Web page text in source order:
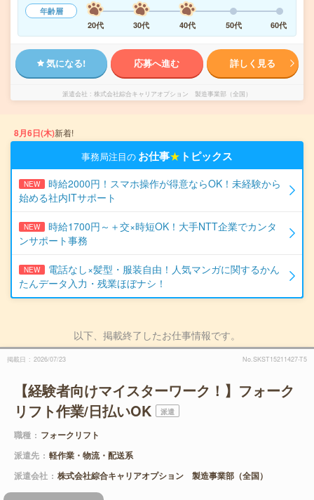
年齢層
20代
30代 40代 50代 60代
気になる! 応募へ進む 詳しく見る
派遣会社 株式会社綜合キャリアオプション 製造事業部（全国）
8月6日(木)新着!
事務局注目の お仕事★ トピックス
NEW
時給2000円！スマホ操作が得意ならOK！未経験から
始める社内ITサポート
NEW
時給1700円～＋交×時短OK！大手NTT企業でカンタ
ンサポート事務
NEW
電話なし×髪型・服装自由！人気マンガに関するかん
たんデータ入力・残業ほぼナシ！
以下、掲載終了したお仕事情報です。
掲載日 2026/07/23 No.SKST15211427-T5
【経験者向けマイスターワーク！】フォーク
リフト作業/日払いOK
派遣
職種
フォークリフト
派遣先
軽作業・物流・配送系
派遣会社
株式会社綜合キャリアオプション 製造事業部（全国）